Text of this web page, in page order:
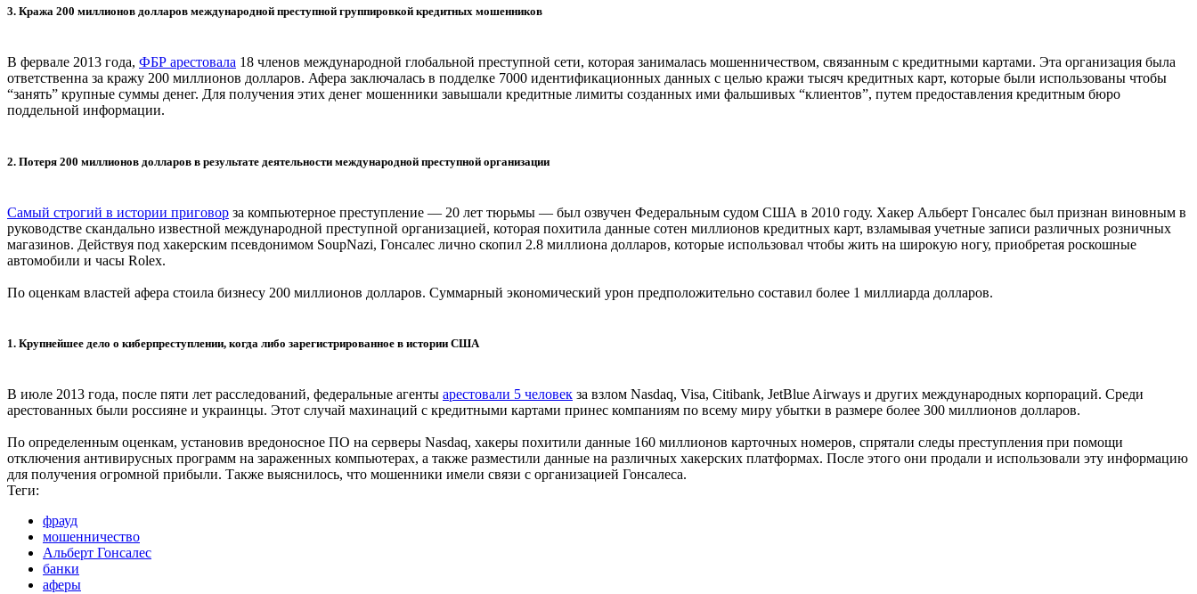
3. Кража 200 миллионов долларов международной преступной группировкой кредитных мошенников
В фервале 2013 года, ФБР арестовала 18 членов международной глобальной преступной сети, которая занималась мошенничеством, связанным с кредитными картами. Эта организация была
ответственна за кражу 200 миллионов долларов. Афера заключалась в подделке 7000 идентификационных данных с целью кражи тысяч кредитных карт, которые были использованы чтобы
“занять” крупные суммы денег. Для получения этих денег мошенники завышали кредитные лимиты созданных ими фальшивых “клиентов”, путем предоставления кредитным бюро
поддельной информации.
2. Потеря 200 миллионов долларов в результате деятельности международной преступной организации
Самый строгий в истории приговор за компьютерное преступление — 20 лет тюрьмы — был озвучен Федеральным судом США в 2010 году. Хакер Альберт Гонсалес был признан виновным в
руководстве скандально известной международной преступной организацией, которая похитила данные сотен миллионов кредитных карт, взламывая учетные записи различных розничных
магазинов. Действуя под хакерским псевдонимом SoupNazi, Гонсалес лично скопил 2.8 миллиона долларов, которые использовал чтобы жить на широкую ногу, приобретая роскошные
автомобили и часы Rolex.
По оценкам властей афера стоила бизнесу 200 миллионов долларов. Суммарный экономический урон предположительно составил более 1 миллиарда долларов.
1. Крупнейшее дело о киберпреступлении, когда либо зарегистрированное в истории США
В июле 2013 года, после пяти лет расследований, федеральные агенты арестовали 5 человек за взлом Nasdaq, Visa, Citibank, JetBlue Airways и других международных корпораций. Среди
арестованных были россияне и украинцы. Этот случай махинаций с кредитными картами принес компаниям по всему миру убытки в размере более 300 миллионов долларов.
По определенным оценкам, установив вредоносное ПО на серверы Nasdaq, хакеры похитили данные 160 миллионов карточных номеров, спрятали следы преступления при помощи
отключения антивирусных программ на зараженных компьютерах, а также разместили данные на различных хакерских платформах. После этого они продали и использовали эту информацию
для получения огромной прибыли. Также выяснилось, что мошенники имели связи с организацией Гонсалеса.
Теги:
фрауд
мошенничество
Альберт Гонсалес
банки
аферы